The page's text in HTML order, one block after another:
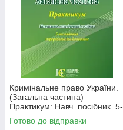
Кримінальне право України.
(Загальна частина)
Практикум: Навч. посібник. 5-
те вид.
Готово до відправки